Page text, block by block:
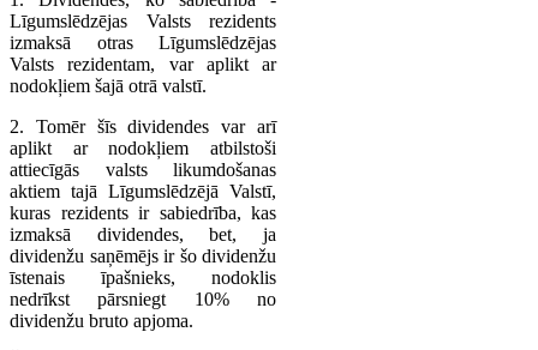
Līgumslēdzējas Valsts rezidents
izmaksā otras Līgumslēdzējas
Valsts rezidentam, var aplikt ar
nodokļiem šajā otrā valstī.
2. Tomēr šīs dividendes var arī
aplikt ar nodokļiem atbilstoši
attiecīgās valsts likumdošanas
aktiem tajā Līgumslēdzējā Valstī,
kuras rezidents ir sabiedrība, kas
izmaksā dividendes, bet, ja
dividenžu saņēmējs ir šo dividenžu
īstenais īpašnieks, nodoklis
nedrīkst pārsniegt 10% no
dividenžu bruto apjoma.